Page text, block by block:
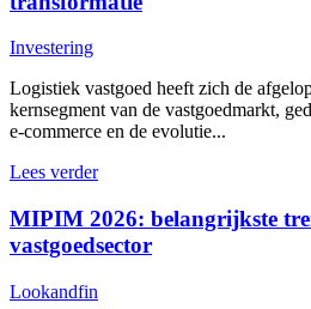
Investering
Logistiek vastgoed heeft zich de
kernsegment van de vastgoedmarkt,
e-commerce en de evolutie...
Lees verder
MIPIM 2026: belangrijkste
vastgoedsector
Lookandfin